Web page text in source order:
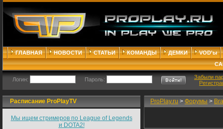
ГЛАВНАЯ НОВОСТИ СТАТЬИ КОМАНДЫ ДЕМКИ
VOD'ы
Логин: Пароль:
Забыли
Расписание ProPlayTV
Мы ищем стримеров по League of Legends
и DOTA2!
ProPlay.ru > Форумы >